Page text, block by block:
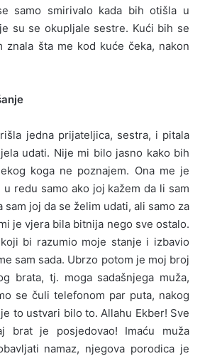
samo smirivalo kada bih otišla u
su se okupljale sestre. Kući bih se
znala šta me kod kuće čeka, nakon
jedna prijateljica, sestra, i pitala
udati. Nije mi bilo jasno kako bih
koga ne poznajem. Ona me je
redu samo ako joj kažem da li sam
sam joj da se želim udati, ali samo za
je vjera bila bitnija nego sve ostalo.
bi razumio moje stanje i izbavio
sam sada. Ubrzo potom je moj broj
brata, tj. moga sadašnjega muža,
se čuli telefonom par puta, nakog
to ustvari bilo to. Allahu Ekber! Sve
brat je posjedovao! Imaću muža
namaz, njegova porodica je